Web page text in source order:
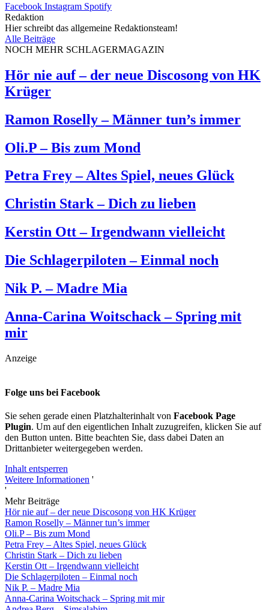
Facebook Instagram Spotify
Redaktion
Hier schreibt das allgemeine Redaktionsteam!
Alle Beiträge
NOCH MEHR SCHLAGERMAGAZIN
Hör nie auf – der neue Discosong von HK
Krüger
Ramon Roselly – Männer tun’s immer
Oli.P – Bis zum Mond
Petra Frey – Altes Spiel, neues Glück
Christin Stark – Dich zu lieben
Kerstin Ott – Irgendwann vielleicht
Die Schlagerpiloten – Einmal noch
Nik P. – Madre Mia
Anna-Carina Woitschack – Spring mit
mir
Anzeige
Folge uns bei Facebook
Sie sehen gerade einen Platzhalterinhalt von Facebook Page
Plugin. Um auf den eigentlichen Inhalt zuzugreifen, klicken Sie auf
den Button unten. Bitte beachten Sie, dass dabei Daten an
Drittanbieter weitergegeben werden.
Inhalt entsperren
Weitere Informationen '
'
Mehr Beiträge
Hör nie auf – der neue Discosong von HK Krüger
Ramon Roselly – Männer tun’s immer
Oli.P – Bis zum Mond
Petra Frey – Altes Spiel, neues Glück
Christin Stark – Dich zu lieben
Kerstin Ott – Irgendwann vielleicht
Die Schlagerpiloten – Einmal noch
Nik P. – Madre Mia
Anna-Carina Woitschack – Spring mit mir